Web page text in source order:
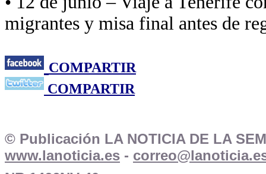
migrantes y misa final antes de
COMPARTIR
COMPARTIR
© Publicación LA NOTICIA DE LA
www.lanoticia.es -